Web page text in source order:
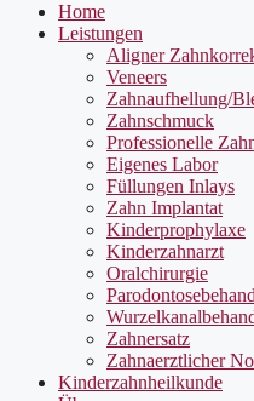
Home
Leistungen
Aligner
Veneers
Zahnaufhellung/
Zahnschmuck
Professionelle
Eigenes Labor
Füllungen Inlays
Zahn Implantat
Kinderprophylaxe
Kinderzahnarzt
Oralchirurgie
Zahnersatz
Zahnaerztlicher
Kinderzahnheilkunde